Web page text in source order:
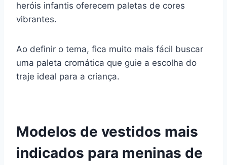
heróis infantis oferecem paletas de cores
vibrantes.
Ao definir o tema, fica muito mais fácil buscar
uma paleta cromática que guie a escolha do
traje ideal para a criança.
Modelos de vestidos mais
indicados para meninas de